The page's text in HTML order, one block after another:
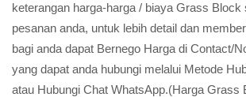
keterangan harga-harga / biaya Grass Block
pesanan anda, untuk lebih detail dan
bagi anda dapat Bernego Harga di Contact/
yang dapat anda hubungi melalui Metode
atau Hubungi Chat WhatsApp.(Harga Grass